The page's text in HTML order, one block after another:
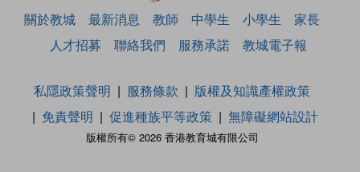
關於教城 最新消息 教師 中學生 小學生
家長
人才招募
聯絡我們 服務承諾 教城電子報
版權所有© 2026 香港教育城有限公司
私隱政策聲明 服務條款
版權及知識產權政策
免責聲明
促進種族平等政策 無障礙網站設計